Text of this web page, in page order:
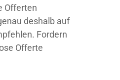
Offerten
deshalb auf
Fordern
Offerte